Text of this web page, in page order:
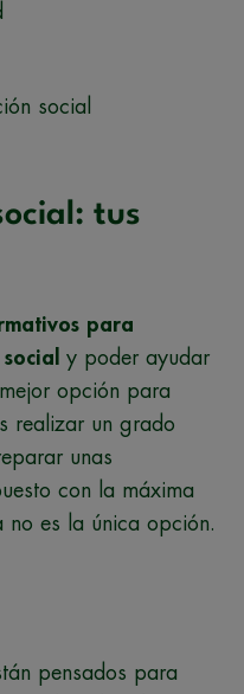
social
tus
para
y poder ayudar
opción para
realizar un grado
unas
con la máxima
no es la única opción.
pensados para